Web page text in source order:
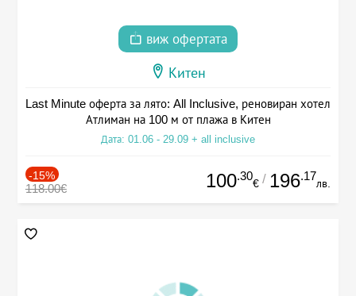
виж офертата
Китен
Last Minute оферта за лято: All Inclusive, реновиран хотел
Атлиман на 100 м от плажа в Китен
Дата: 01.06 - 29.09 + all inclusive
-15%
118.00€ 100.30
€ / 196.17
лв.